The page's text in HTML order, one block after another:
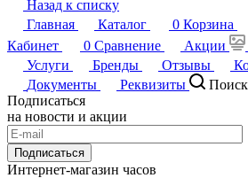
Назад к списку
Главная
Каталог 0 Корзина
Кабинет
0 Сравнение Акции
Услуги
Бренды Отзывы
Документы
Реквизиты Поиск
Подписаться
на новости и акции
Подписаться
Интернет-магазин часов